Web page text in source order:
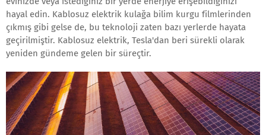
hayal edin. Kablosuz elektrik kulağa bilim kurgu filmlerinden
çıkmış gibi gelse de, bu teknoloji zaten bazı yerlerde hayata
geçirilmiştir. Kablosuz elektrik, Tesla'dan beri sürekli olarak
yeniden gündeme gelen bir süreçtir.